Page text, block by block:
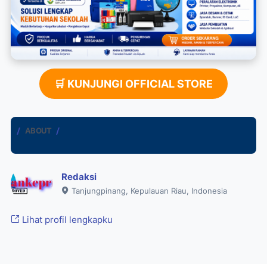
🛒 KUNJUNGI OFFICIAL STORE
ABOUT
Redaksi
Tanjungpinang, Kepulauan Riau, Indonesia
Lihat profil lengkapku